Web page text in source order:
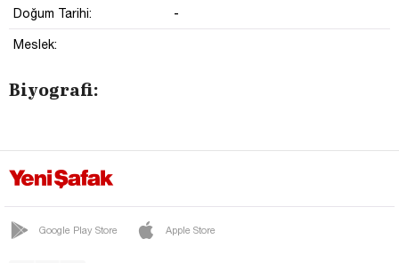
Doğum Tarihi: -
Meslek:
Biyografi:
Google Play Store Apple Store